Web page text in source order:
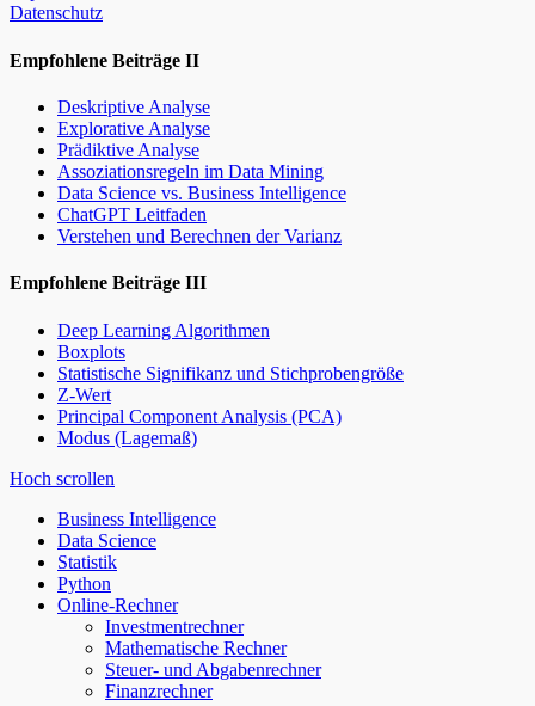
Datenschutz
Empfohlene Beiträge II
Deskriptive Analyse
Explorative Analyse
Prädiktive Analyse
Assoziationsregeln im Data Mining
Data Science vs. Business Intelligence
ChatGPT Leitfaden
Verstehen und Berechnen der Varianz
Empfohlene Beiträge III
Deep Learning Algorithmen
Boxplots
Statistische Signifikanz und Stichprobengröße
Z-Wert
Principal Component Analysis (PCA)
Modus (Lagemaß)
Hoch scrollen
Business Intelligence
Data Science
Statistik
Python
Online-Rechner
Investmentrechner
Mathematische Rechner
Steuer- und Abgabenrechner
Finanzrechner